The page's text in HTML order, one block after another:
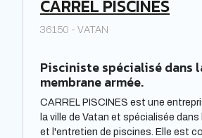
CARREL PISCINES
36150 - VATAN
Pisciniste spécialisé dans
membrane armée.
CARREL PISCINES est une
la ville de Vatan et spécialisée
et l'entretien de piscines. Elle est